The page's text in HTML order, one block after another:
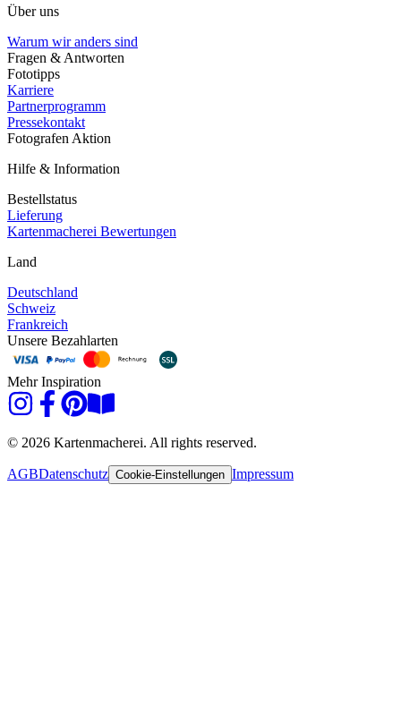
Über uns
Warum wir anders sind
Fragen & Antworten
Fototipps
Karriere
Partnerprogramm
Pressekontakt
Fotografen Aktion
Hilfe & Information
Bestellstatus
Lieferung
Kartenmacherei Bewertungen
Land
Deutschland
Schweiz
Frankreich
Unsere Bezahlarten
Mehr Inspiration
© 2026 Kartenmacherei. All rights reserved.
AGBDatenschutz Cookie-Einstellungen Impressum